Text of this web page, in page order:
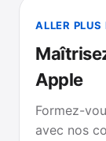
ALLER PLUS
Apple
Formez-
avec nos